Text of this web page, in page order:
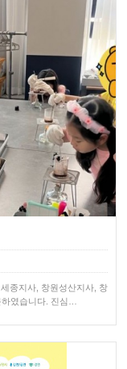
종지사, 창원성산지사, 창
였습니다. 진심…